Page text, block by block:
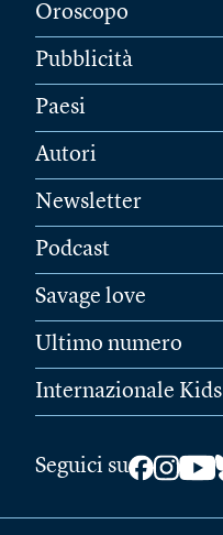
Oroscopo
Pubblicità
Paesi
Autori
Newsletter
Podcast
Savage love
Ultimo numero
Internazionale Kids
Seguici su